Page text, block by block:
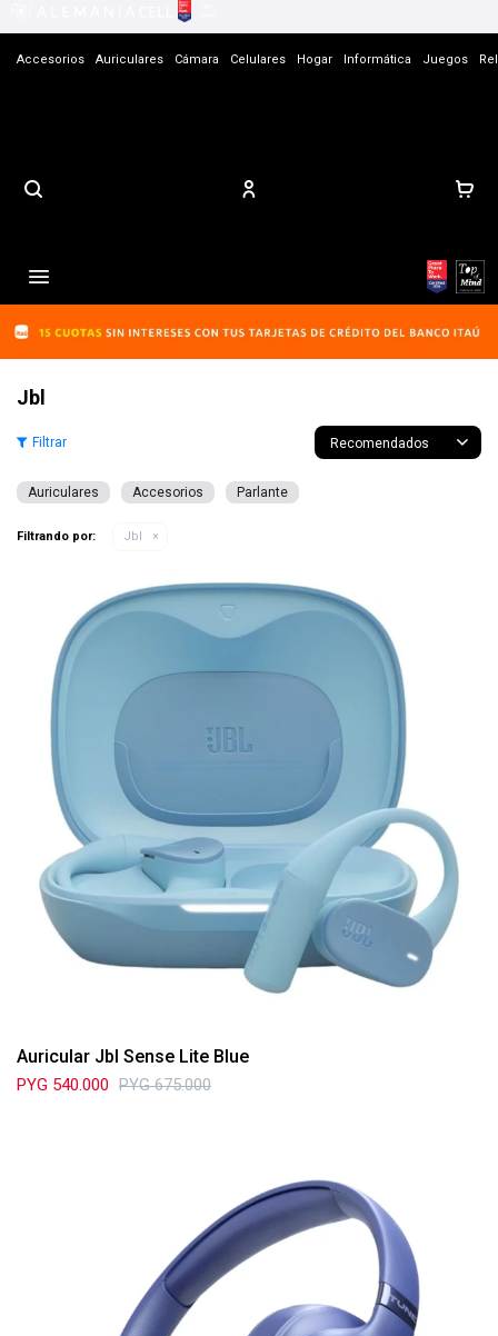
Accesorios Auriculares Cámara Celulares Hogar Informática Juegos

Jbl
Recomendados
Auriculares Accesorios Parlante
Filtrando por: Jbl
Auricular Jbl Sense Lite Blue
PYG 540.000 PYG 675.000